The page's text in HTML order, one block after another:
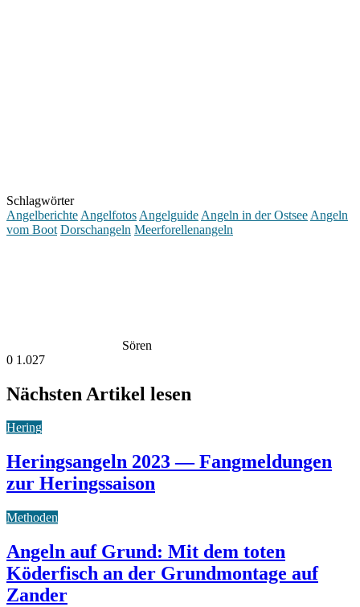
Schlagwörter
Angelberichte Angelfotos Angelguide Angeln in der Ostsee Angeln
vom Boot Dorschangeln Meerforellenangeln
Sören
0 1.027
Nächsten Artikel lesen
Hering
Heringsangeln 2023 — Fangmeldungen
zur Heringssaison
Methoden
Angeln auf Grund: Mit dem toten
Köderfisch an der Grundmontage auf
Zander